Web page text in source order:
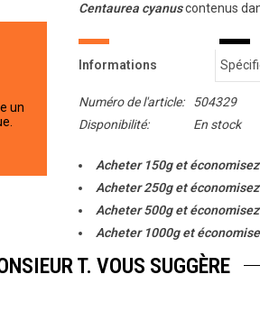
un
Centaurea cyanuscontenus
Informations
Numéro de l'article:
504329
Disponibilité:
En stock
Acheter 150g et économisez
Acheter 250g et économisez
Acheter 500g et économisez
Acheter 1000g et
T. VOUS SUGGÈRE